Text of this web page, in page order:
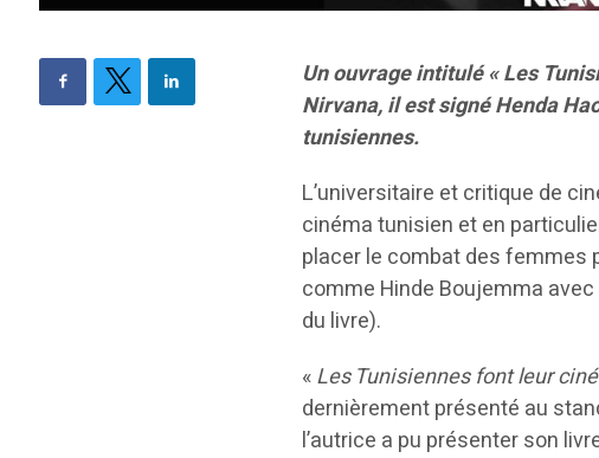
Un ouvrage intitulé « Les
Nirvana, il est signé Henda
tunisiennes.
L’universitaire et critique de
cinéma tunisien et en
placer le combat des femmes
comme Hinde Boujemma avec
du livre).
«Les Tunisiennes font leur
dernièrement présenté au
l’autrice a pu présenter son